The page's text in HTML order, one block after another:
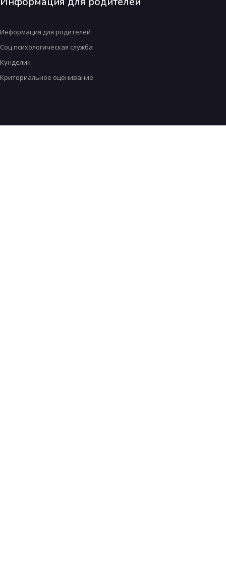
Информация для родителей
Соц.психологическая служба
Кунделик
Критериальное оценивание